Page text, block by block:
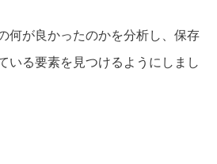
何が良かったのかを分析し、保存
いる要素を見つけるようにしまし